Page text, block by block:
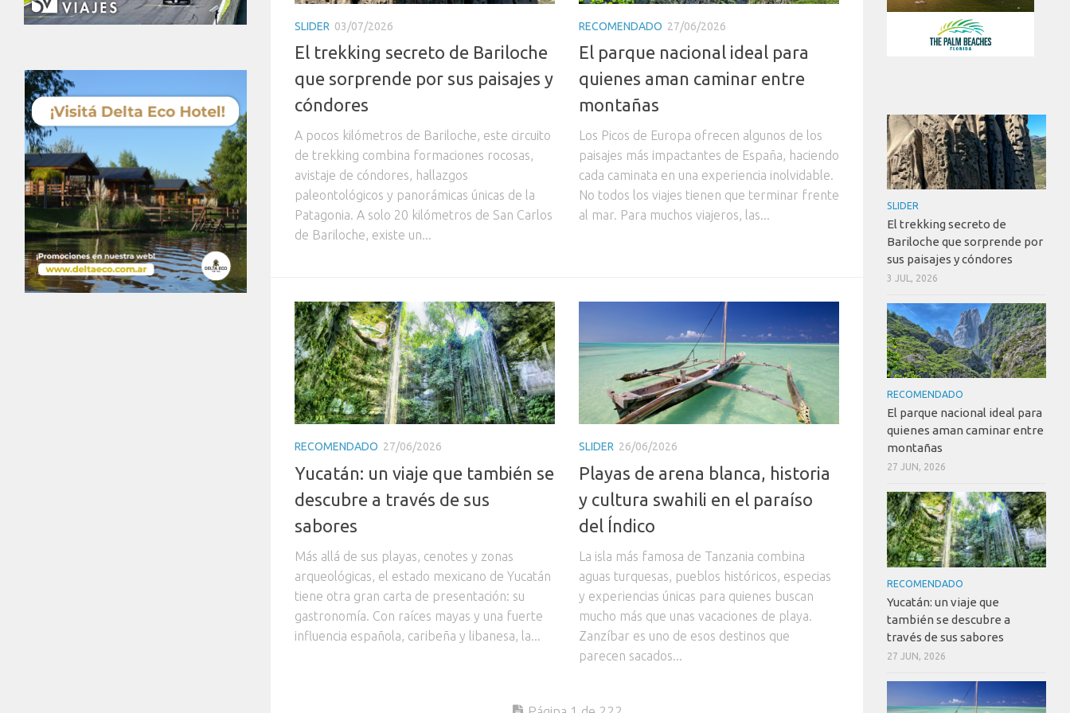
SLIDER 03/07/2026
El trekking secreto de Bariloche
que sorprende por sus paisajes y
cóndores
A pocos kilómetros de Bariloche, este circuito
de trekking combina formaciones rocosas,
avistaje de cóndores, hallazgos
paleontológicos y panorámicas únicas de la
Patagonia. A solo 20 kilómetros de San Carlos
de Bariloche, existe un...
RECOMENDADO 27/06/2026
El parque nacional ideal para
quienes aman caminar entre
montañas
Los Picos de Europa ofrecen algunos de los
paisajes más impactantes de España, haciendo
cada caminata en una experiencia inolvidable.
No todos los viajes tienen que terminar frente
al mar. Para muchos viajeros, las...
RECOMENDADO 27/06/2026
Yucatán: un viaje que también se
descubre a través de sus
sabores
Más allá de sus playas, cenotes y zonas
arqueológicas, el estado mexicano de Yucatán
tiene otra gran carta de presentación: su
gastronomía. Con raíces mayas y una fuerte
influencia española, caribeña y libanesa, la...
SLIDER 26/06/2026
Playas de arena blanca, historia
y cultura swahili en el paraíso
del Índico
La isla más famosa de Tanzania combina
aguas turquesas, pueblos históricos, especias
y experiencias únicas para quienes buscan
mucho más que unas vacaciones de playa.
Zanzíbar es uno de esos destinos que
parecen sacados...
SLIDER
El trekking secreto de
Bariloche que sorprende por
sus paisajes y cóndores
3 JUL, 2026
RECOMENDADO
El parque nacional ideal para
quienes aman caminar entre
montañas
27 JUN, 2026
RECOMENDADO
Yucatán: un viaje que
también se descubre a
través de sus sabores
27 JUN, 2026